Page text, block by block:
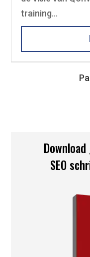
training...
SEO